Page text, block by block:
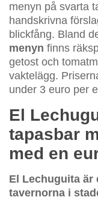
menyn på svarta
handskrivna
blickfång. Bland
menyn finns
getost och
vaktelägg.
under 3 euro per
El
tapasbar
med en
El Lechuguita är
tavernorna i